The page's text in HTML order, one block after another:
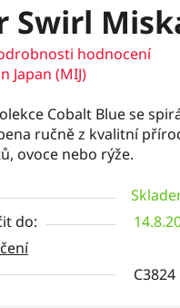
Swirl
hodnocení
Japan (MIJ)
Cobalt Blue se
ručně z kvalitní
ovoce nebo rýže.
do:
C3824